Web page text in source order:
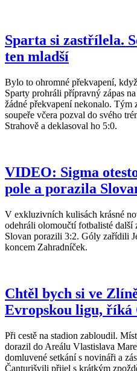
Sparta si zastřílela.
ten mladší
Bylo to ohromné překvapení,
Sparty prohráli přípravný zápas
žádné překvapení nekonalo.
soupeře včera pozval do svého
Strahově a deklasoval ho 5:0.
VIDEO: Sigma
pole a porazila
V exkluzivních kulisách krásné
odehráli olomoučtí fotbalisté
Slovan porazili 3:2. Góly zařídili
koncem Zahradníček.
Chtěl bych si ve
Evropskou ligu,
Při cestě na stadion zabloudil.
dorazil do Areálu Vlastislava
domluvené setkání s novináři a
Čanturišvili přijel s krátkým